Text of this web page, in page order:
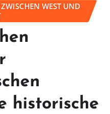
WEST UND
historische